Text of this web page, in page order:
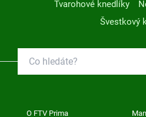
Tvarohové knedlíky
Švestkový
O FTV Prima